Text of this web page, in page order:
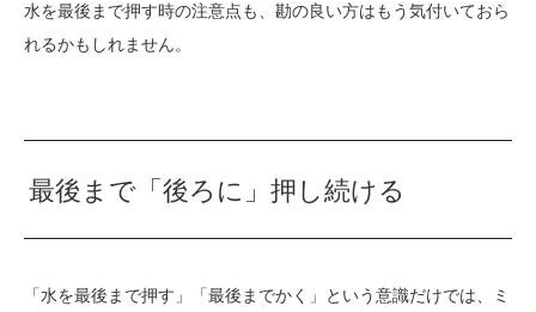
水を最後まで押す時の注意点も、勘の良い方はもう気付いておら
れるかもしれません。
最後まで「後ろに」押し続ける
「水を最後まで押す」「最後までかく」という意識だけでは、ミ